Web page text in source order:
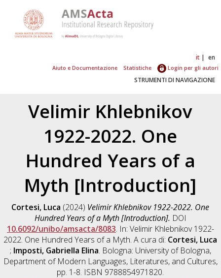
it en
Aiuto e Documentazione Statistiche Login per gli autori
STRUMENTI DI NAVIGAZIONE
Velimir Khlebnikov
1922-2022. One
Hundred Years of a
Myth [Introduction]
Cortesi, Luca (2024) Velimir Khlebnikov 1922-2022. One
Hundred Years of a Myth [Introduction]. DOI
10.6092/unibo/amsacta/8083. In: Velimir Khlebnikov 1922-
2022. One Hundred Years of a Myth. A cura di: Cortesi, Luca
; Imposti, Gabriella Elina. Bologna: University of Bologna,
Department of Modern Languages, Literatures, and Cultures,
pp. 1-8. ISBN 9788854971820.